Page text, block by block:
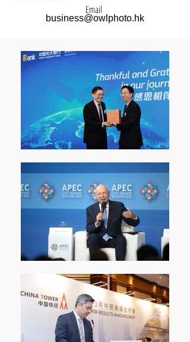
Email
business@owlphoto.hk